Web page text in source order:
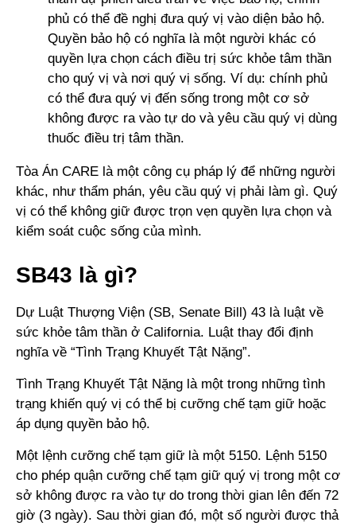
phủ có thể đề nghị đưa quý vị vào diện bảo hộ.
Quyền bảo hộ có nghĩa là một người khác có
quyền lựa chọn cách điều trị sức khỏe tâm thần
cho quý vị và nơi quý vị sống. Ví dụ: chính phủ
có thể đưa quý vị đến sống trong một cơ sở
không được ra vào tự do và yêu cầu quý vị dùng
thuốc điều trị tâm thần.
Tòa Án CARE là một công cụ pháp lý để những người
khác, như thẩm phán, yêu cầu quý vị phải làm gì. Quý
vị có thể không giữ được trọn vẹn quyền lựa chọn và
kiểm soát cuộc sống của mình.
SB43 là gì?
Dự Luật Thượng Viện (SB, Senate Bill) 43 là luật về
sức khỏe tâm thần ở California. Luật thay đổi định
nghĩa về “Tình Trạng Khuyết Tật Nặng”.
Tình Trạng Khuyết Tật Nặng là một trong những tình
trạng khiến quý vị có thể bị cưỡng chế tạm giữ hoặc
áp dụng quyền bảo hộ.
Một lệnh cưỡng chế tạm giữ là một 5150. Lệnh 5150
cho phép quận cưỡng chế tạm giữ quý vị trong một cơ
sở không được ra vào tự do trong thời gian lên đến 72
giờ (3 ngày). Sau thời gian đó, một số người được thả